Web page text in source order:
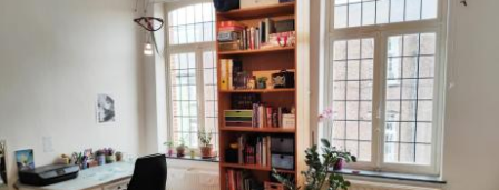
KV 1374
Maison indépendante avec 4 belles chambres (3x20m2 +
1x12m2) à louer pour étudiant(e)s, au calme avec jardin.
Uniquement bail 12 mois 01/09/2026 - 31/08/2027 Pas de
domiciliation possible Pas d'animal Reste 1 chambres libre
Planchers en bois, chambres lumineuses. Cour intérieure, jardin
100m2,...